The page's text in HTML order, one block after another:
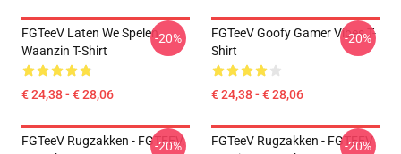
FGTeeV Laten We Spelen
Waanzin T-Shirt
€ 24,38 - € 28,06
-20%
FGTeeV Goofy Gamer Vibes T-
Shirt
€ 24,38 - € 28,06
-20%
FGTeeV Rugzakken - FGTEEV.
-20%
FGTeeV Rugzakken - FGTEEV
-20%